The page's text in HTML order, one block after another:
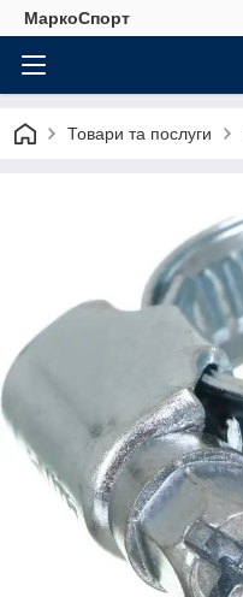
МаркоСпорт
Товари та послуги